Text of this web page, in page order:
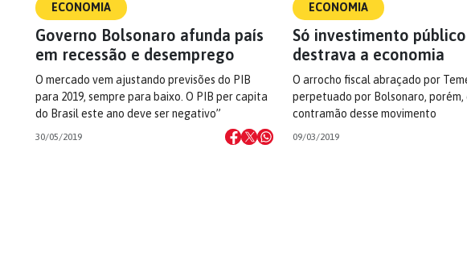
ECONOMIA
Governo Bolsonaro afunda país
em recessão e desemprego
O mercado vem ajustando previsões do PIB
para 2019, sempre para baixo. O PIB per capita
do Brasil este ano deve ser negativo”
30/05/2019
ECONOMIA
Só investimento público
destrava a economia
O arrocho fiscal abraçado por
perpetuado por Bolsonaro, porém,
contramão desse movimento
09/03/2019